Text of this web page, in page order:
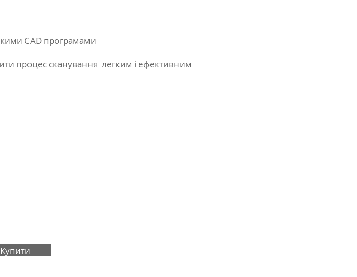
CAD програмами
процес сканування легким і ефективним
Купити